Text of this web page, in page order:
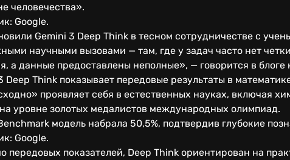
человечества».
Google.
Gemini 3 Deep Think в тесном сотрудничестве с
научными вызовами — там, где у задач часто нет
а данные предоставлены неполные», — говорится в блоге
Deep Think показывает передовые результаты в
проявляет себя в естественных науках, включая
уровне золотых медалистов международных олимпиад.
модель набрала 50,5%, подтвердив глубокие
Google.
передовых показателей, Deep Think ориентирован на